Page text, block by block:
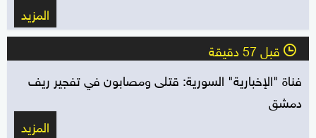
المزيد
l قبل 57 دقيقة
فناة "الإخبارية" السورية: قتلى ومصابون في تفجير ريف
دمشق
المزيد